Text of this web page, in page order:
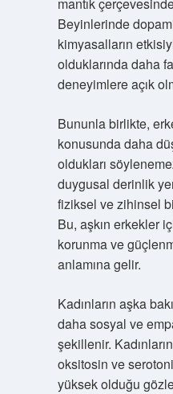
Beyinlerinde
kimyasalların
olduklarında daha
deneyimlere açık
Bununla birlikte,
konusunda daha
oldukları
duygusal derinlik
fiziksel ve zihinsel
Bu, aşkın erkekler
korunma ve
anlamına gelir.
Kadınların aşka
daha sosyal ve
şekillenir.
oksitosin ve
yüksek olduğu